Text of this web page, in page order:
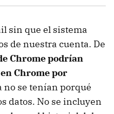
sin que el sistema
de nuestra cuenta. De
Chrome podrían
Chrome por
no se tenían porqué
datos. No se incluyen